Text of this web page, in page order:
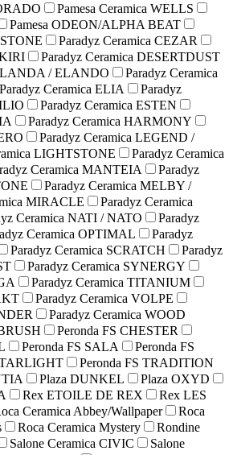
Pamesa Ceramica WELLS
Pamesa ODEON/ALPHA BEAT
Paradyz Ceramica CEZAR
Paradyz Ceramica DESERTDUST
/ ELANDO
Paradyz Ceramica
Paradyz Ceramica ELIA
Paradyz
Paradyz Ceramica ESTEN
Paradyz Ceramica HARMONY
Paradyz Ceramica LEGEND /
LIGHTSTONE
Paradyz Ceramica
Ceramica MANTEIA
Paradyz
Paradyz Ceramica MELBY /
MIRACLE
Paradyz Ceramica
Ceramica NATI / NATO
Paradyz
Ceramica OPTIMAL
Paradyz
Paradyz Ceramica SCRATCH
Paradyz
Paradyz Ceramica SYNERGY
Paradyz Ceramica TITANIUM
Paradyz Ceramica VOLPE
Paradyz Ceramica WOOD
Peronda FS CHESTER
Peronda FS SALA
Peronda FS
Peronda FS TRADITION
Plaza DUNKEL
Plaza OXYD
Rex ETOILE DE REX
Rex LES
Ceramica Abbey/Wallpaper
Roca
Roca Ceramica Mystery
Rondine
Salone Ceramica CIVIC
Salone